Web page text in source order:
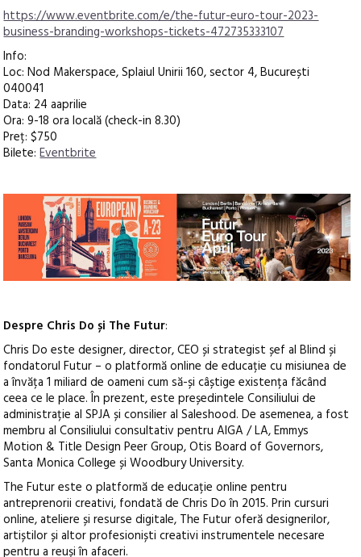
https://www.eventbrite.com/e/the-futur-euro-tour-2023-
business-branding-workshops-tickets-472735333107
Info:
Loc: Nod Makerspace, Splaiul Unirii 160, sector 4, București
040041
Data: 24 aaprilie
Ora: 9-18 ora locală (check-in 8.30)
Preț: $750
Bilete:Eventbrite
Despre Chris Do și The Futur:
Chris Do este designer, director, CEO și strategist șef al Blind și
fondatorul Futur – o platformă online de educație cu misiunea de
a învăța 1 miliard de oameni cum să-și câștige existența făcând
ceea ce le place. În prezent, este președintele Consiliului de
administrație al SPJA și consilier al Saleshood. De asemenea, a fost
membru al Consiliului consultativ pentru AIGA / LA, Emmys
Motion & Title Design Peer Group, Otis Board of Governors,
Santa Monica College și Woodbury University.
The Futur este o platformă de educație online pentru
antreprenorii creativi, fondată de Chris Do în 2015. Prin cursuri
online, ateliere și resurse digitale, The Futur oferă designerilor,
artiștilor și altor profesioniști creativi instrumentele necesare
pentru a reuși în afaceri.